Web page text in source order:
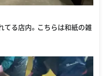
る店内。こちらは和紙の雑